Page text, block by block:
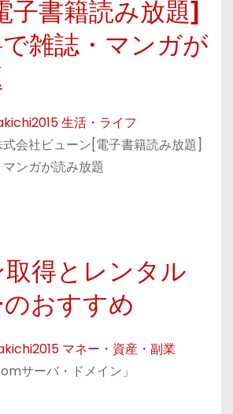
子書籍読み放題]
雑誌・マンガが
生活・ライフ
式会社ビューン[電子書籍読み放題]
ンガが読み放題
取得とレンタル
おすすめ
マネー・資産・副業
サーバ・ドメイン」